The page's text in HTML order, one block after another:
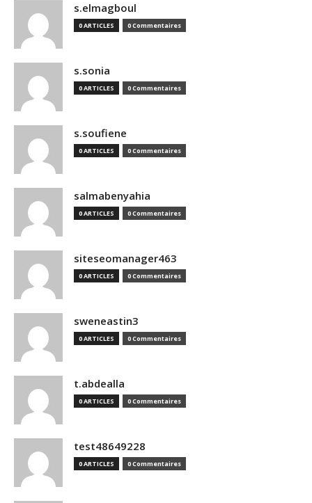
s.elmagboul
0 ARTICLES 0 Commentaires
s.sonia
0 ARTICLES 0 Commentaires
s.soufiene
0 ARTICLES 0 Commentaires
salmabenyahia
0 ARTICLES 0 Commentaires
siteseomanager463
0 ARTICLES 0 Commentaires
sweneastin3
0 ARTICLES 0 Commentaires
t.abdealla
0 ARTICLES 0 Commentaires
test48649228
0 ARTICLES 0 Commentaires